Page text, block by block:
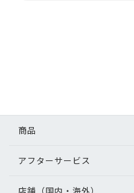
商品
アフターサービス
店舗（国内・海外）